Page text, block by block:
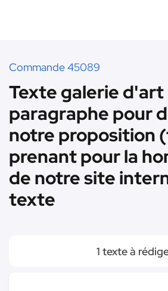
Commande 45089
Texte galerie d'art
paragraphe pour
notre proposition
prenant pour la
de notre site
texte
1 texte à